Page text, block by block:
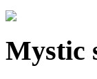
Mystic